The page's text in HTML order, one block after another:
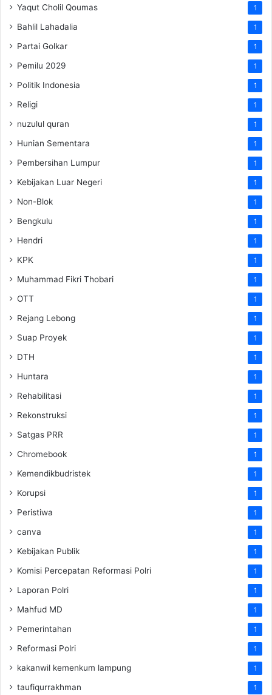
Yaqut Cholil Qoumas 1
Bahlil Lahadalia 1
Partai Golkar 1
Pemilu 2029 1
Politik Indonesia 1
Religi 1
nuzulul quran 1
Hunian Sementara 1
Pembersihan Lumpur 1
Kebijakan Luar Negeri 1
Non-Blok 1
Bengkulu 1
Hendri 1
KPK 1
Muhammad Fikri Thobari 1
OTT 1
Rejang Lebong 1
Suap Proyek 1
DTH 1
Huntara 1
Rehabilitasi 1
Rekonstruksi 1
Satgas PRR 1
Chromebook 1
Kemendikbudristek 1
Korupsi 1
Peristiwa 1
canva 1
Kebijakan Publik 1
Komisi Percepatan Reformasi Polri 1
Laporan Polri 1
Mahfud MD 1
Pemerintahan 1
Reformasi Polri 1
kakanwil kemenkum lampung 1
taufiqurrakhman 1